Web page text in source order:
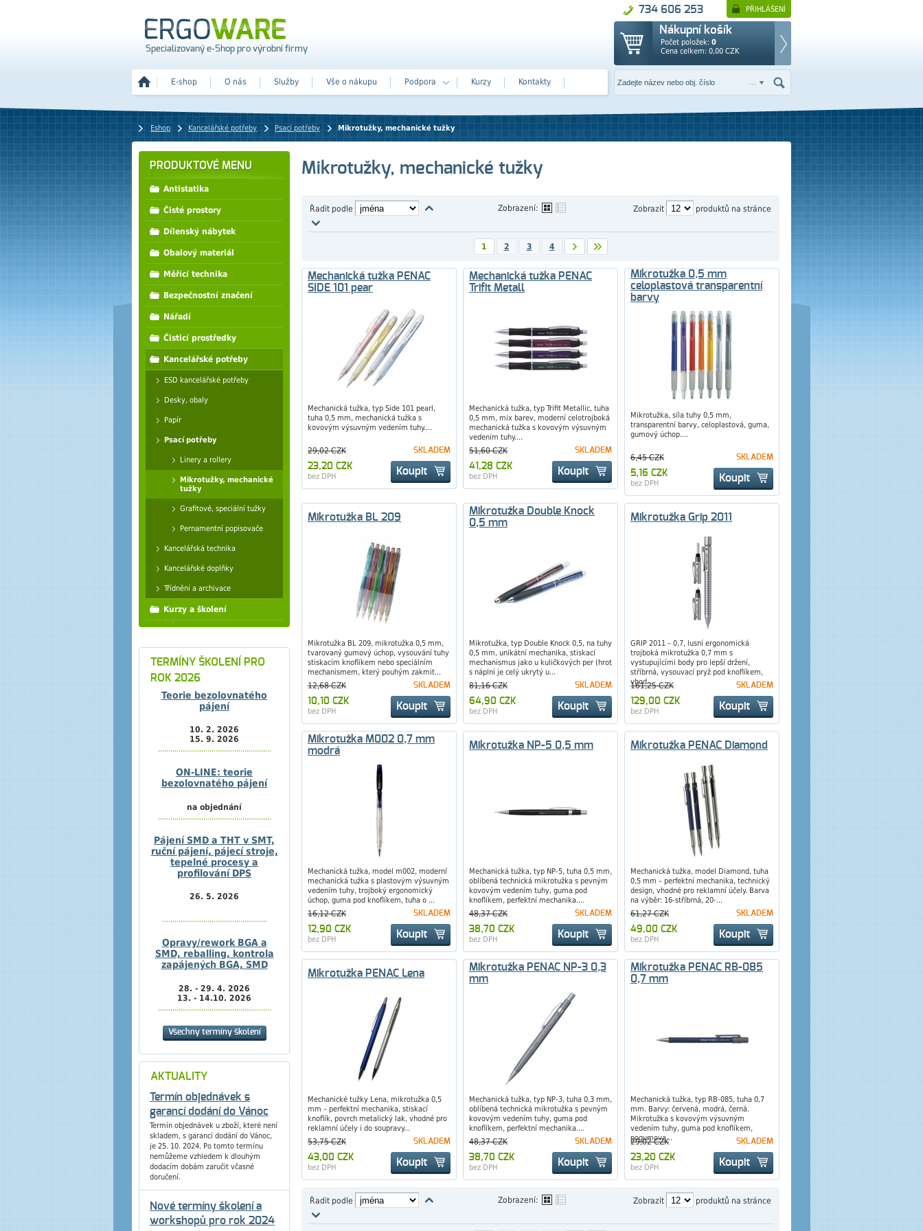
Specializovaný e-Shop pro výrobní firmy
Nákupní košík
Počet položek: 0
Cena celkem: 0,00 CZK
PŘIHLÁŠENÍ
734 606 253
E-shop O nás Služby Vše o nákupu Podpora Kurzy Kontakty
Eshop Kancelářské potřeby Psací potřeby Mikrotužky, mechanické tužky
Mikrotužky, mechanické tužky
Řadit podle Zobrazení: Zobrazit produktů na stránce
1 2 3 4
Mechanická tužka PENAC
SIDE 101 pear
Mechanická tužka, typ Side 101 pearl,
tuha 0,5 mm, mechanická tužka s
kovovým výsuvným vedením tuhy....
Koupit
SKLADEM
29,02 CZK
23,20 CZK
bez DPH
Mechanická tužka PENAC
Trifit Metall
Mechanická tužka, typ Trifit Metallic, tuha
0,5 mm, mix barev, moderní celotrojboká
mechanická tužka s kovovým výsuvným
vedením tuhy....
Koupit
SKLADEM
51,60 CZK
41,28 CZK
bez DPH
Mikrotužka 0,5 mm
celoplastová transparentní
barvy
Mikrotužka, síla tuhy 0,5 mm,
transparentní barvy, celoplastová, guma,
gumový úchop....
Koupit
SKLADEM
6,45 CZK
5,16 CZK
bez DPH
Mikrotužka BL 209
Mikrotužka BL 209, mikrotužka 0,5 mm,
tvarovaný gumový úchop, vysouvání tuhy
stiskacím knoflíkem nebo speciálním
mechanismem, který pouhým zakmit...
Koupit
SKLADEM
12,68 CZK
10,10 CZK
bez DPH
Mikrotužka Double Knock
0,5 mm
Mikrotužka, typ Double Knock 0,5, na tuhy
0,5 mm, unikátní mechanika, stiskací
mechanismus jako u kuličkových per (hrot
s náplní je celý ukrytý u...
Koupit
SKLADEM
81,16 CZK
64,90 CZK
bez DPH
Mikrotužka Grip 2011
GRIP 2011 – 0,7, lusní ergonomická
trojboká mikrotužka 0,7 mm s
vystupujícími body pro lepší držení,
stříbrná, vysouvací pryž pod knoflíkem,
vhod...
Koupit
SKLADEM
161,25 CZK
129,00 CZK
bez DPH
Mikrotužka M002 0,7 mm
modrá
Mechanická tužka, model m002, moderní
mechanická tužka s plastovým výsuvným
vedením tuhy, trojboký ergonomický
úchop, guma pod knoflíkem, tuha o ...
Koupit
SKLADEM
16,12 CZK
12,90 CZK
bez DPH
Mikrotužka NP-5 0,5 mm
Mechanická tužka, typ NP-5, tuha 0,5 mm,
oblíbená technická mikrotužka s pevným
kovovým vedením tuhy, guma pod
knoflíkem, perfektní mechanika....
Koupit
SKLADEM
48,37 CZK
38,70 CZK
bez DPH
Mikrotužka PENAC Diamond
Mechanická tužka, model Diamond, tuha
0,5 mm – perfektní mechanika, technický
design, vhodné pro reklamní účely. Barva
na výběr: 16-stříbrná, 20-...
Koupit
SKLADEM
61,27 CZK
49,00 CZK
bez DPH
Mikrotužka PENAC Lena
Mechanické tužky Lena, mikrotužka 0,5
mm – perfektní mechanika, stiskací
knoflík, povrch metalický lak, vhodné pro
reklamní účely i do soupravy...
Koupit
SKLADEM
53,75 CZK
43,00 CZK
bez DPH
Mikrotužka PENAC NP-3 0,3
mm
Mechanická tužka, typ NP-3, tuha 0,3 mm,
oblíbená technická mikrotužka s pevným
kovovým vedením tuhy, guma pod
knoflíkem, perfektní mechanika....
Koupit
SKLADEM
48,37 CZK
38,70 CZK
bez DPH
Mikrotužka PENAC RB-085
0,7 mm
Mechanická tužka, typ RB-085, tuha 0,7
mm. Barvy: červená, modrá, černá.
Mikrotužka s kovovým výsuvným
vedením tuhy, guma pod knoflíkem,
pogumova...
Koupit
SKLADEM
29,02 CZK
23,20 CZK
bez DPH
Řadit podle Zobrazení: Zobrazit produktů na stránce
PRODUKTOVÉ MENU
Antistatika
Čisté prostory
Dílenský nábytek
Obalový materiál
Měřící technika
Bezpečnostní značení
Nářadí
Čisticí prostředky
Kancelářské potřeby
ESD kancelářské potřeby
Desky, obaly
Papír
Psací potřeby
Linery a rollery
Mikrotužky, mechanické
tužky
Grafitové, speciální tužky
Pernamentní popisovače
Kancelářská technika
Kancelářské doplňky
Třídnění a archivace
Kurzy a školení
TERMÍNY ŠKOLENÍ PRO
ROK 2026
Teorie bezolovnatého
pájení
10. 2. 2026
15. 9. 2026
.......................................................
ON-LINE: teorie
bezolovnatého pájení
na objednání
.......................................................
Pájení SMD a THT v SMT,
ruční pájení, pájecí stroje,
tepelné procesy a
profilování DPS
26. 5. 2026
...................................................
Opravy/rework BGA a
SMD, reballing, kontrola
zapájených BGA, SMD
28. - 29. 4. 2026
13. - 14.10. 2026
.......................................................
Všechny termíny školení
AKTUALITY
Termín objednávek s
garancí dodání do Vánoc
Termín objednávek u zboží, které není
skladem, s garancí dodání do Vánoc,
je 25. 10. 2024. Po tomto termínu
nemůžeme vzhledem k dlouhým
dodacím dobám zaručit včasné
doručení.
Nové termíny školení a
workshopů pro rok 2024